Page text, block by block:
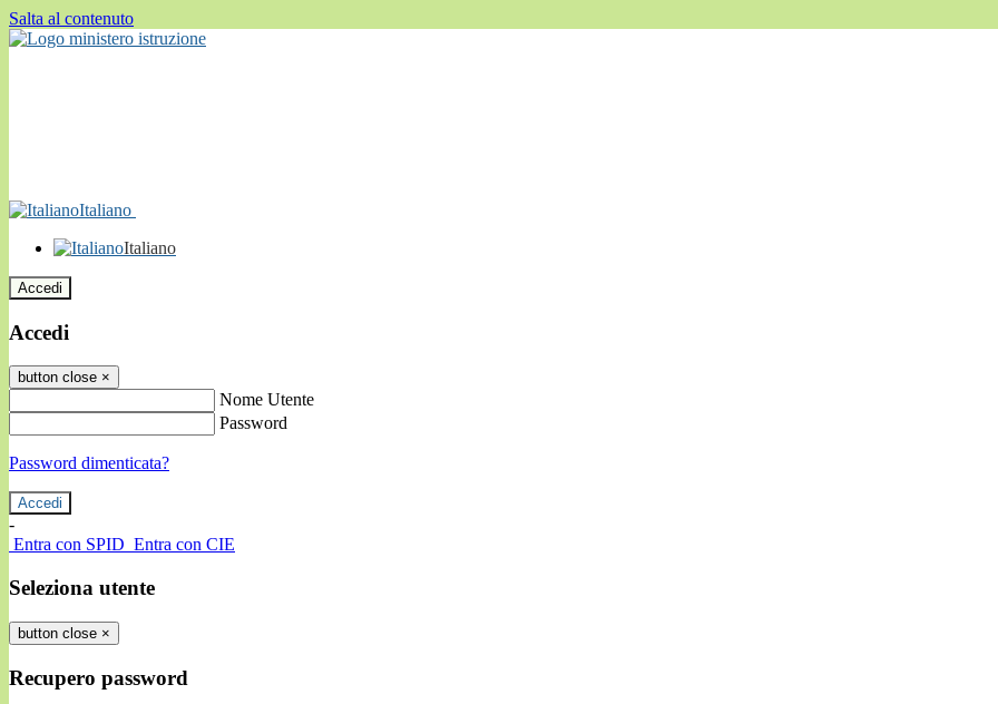
Salta al contenuto
Italiano
Italiano
Accedi
Accedi
button close ×
Nome Utente
Password
Password dimenticata?
-
Entra con SPID Entra con CIE
Seleziona utente
button close ×
Recupero password